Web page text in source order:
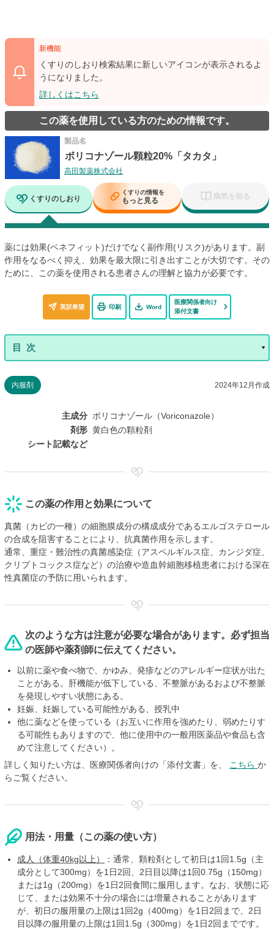
新機能
くすりのしおり検索結果に新しいアイコンが表示されるよ
うになりました。
詳しくはこちら
この薬を使用している方のための情報です。
製品名
ボリコナゾール顆粒20%「タカタ」
高田製薬株式会社
くすりのしおり
くすりの情報を
もっと見る 病気を知る
薬には効果(ベネフィット)だけでなく副作用(リスク)があります。副
作用をなるべく抑え、効果を最大限に引き出すことが大切です。その
ために、この薬を使用される患者さんの理解と協力が必要です。
英訳希望 印刷 Word
医療関係者向け
添付文書
内服剤 2024年12月作成
主成分 ボリコナゾール（Voriconazole）
剤形 黄白色の顆粒剤
シート記載など
この薬の作用と効果について
真菌（カビの一種）の細胞膜成分の構成成分であるエルゴステロール
の合成を阻害することにより、抗真菌作用を示します。
通常、重症・難治性の真菌感染症（アスペルギルス症、カンジダ症、
クリプトコックス症など）の治療や造血幹細胞移植患者における深在
性真菌症の予防に用いられます。
次のような方は注意が必要な場合があります。必ず担当
の医師や薬剤師に伝えてください。
以前に薬や食べ物で、かゆみ、発疹などのアレルギー症状が出た
ことがある。肝機能が低下している、不整脈があるおよび不整脈
を発現しやすい状態にある。
妊娠、妊娠している可能性がある、授乳中
他に薬などを使っている（お互いに作用を強めたり、弱めたりす
る可能性もありますので、他に使用中の一般用医薬品や食品も含
めて注意してください）。
詳しく知りたい方は、医療関係者向けの「添付文書」を、
こちら か
らご覧ください。
用法・用量（この薬の使い方）
成人（体重40kg以上）
：通常、顆粒剤として初日は1回1.5g（主
成分として300mg）を1日2回、2日目以降は1回0.75g（150mg）
または1g（200mg）を1日2回食間に服用します。なお、状態に応
じて、または効果不十分の場合には増量されることがあります
が、初日の服用量の上限は1回2g（400mg）を1日2回まで、2日
目以降の服用量の上限は1回1.5g（300mg）を1日2回までです。